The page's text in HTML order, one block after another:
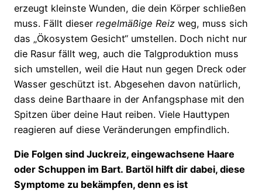
erzeugt kleinste Wunden, die dein Körper schließen
muss. Fällt dieser regelmäßige Reiz weg, muss sich
das „Ökosystem Gesicht“ umstellen. Doch nicht nur
die Rasur fällt weg, auch die Talgproduktion muss
sich umstellen, weil die Haut nun gegen Dreck oder
Wasser geschützt ist. Abgesehen davon natürlich,
dass deine Barthaare in der Anfangsphase mit den
Spitzen über deine Haut reiben. Viele Hauttypen
reagieren auf diese Veränderungen empfindlich.
Die Folgen sind Juckreiz, eingewachsene Haare
oder Schuppen im Bart. Bartöl hilft dir dabei, diese
Symptome zu bekämpfen, denn es ist